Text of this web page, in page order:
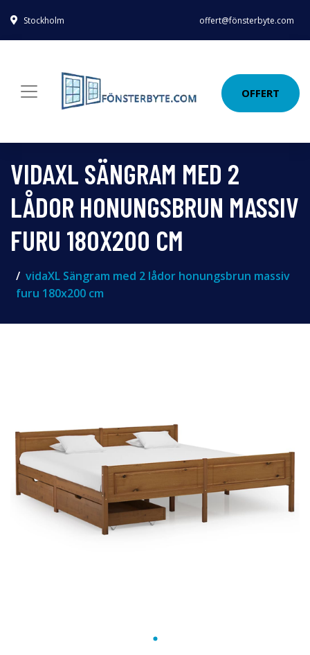
Stockholm offert@fönsterbyte.com
OFFERT
VIDAXL SÄNGRAM MED 2
LÅDOR HONUNGSBRUN MASSIV
FURU 180X200 CM
vidaXL Sängram med 2 lådor honungsbrun massiv
furu 180x200 cm